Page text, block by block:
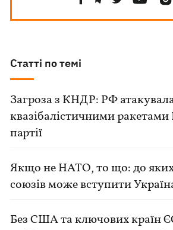
Статті по темі
Загроза з КНДР: РФ
квазібалістичними ракетами
партії
Якщо не НАТО, то що: до
союзів може вступити
Без США та ключових країн